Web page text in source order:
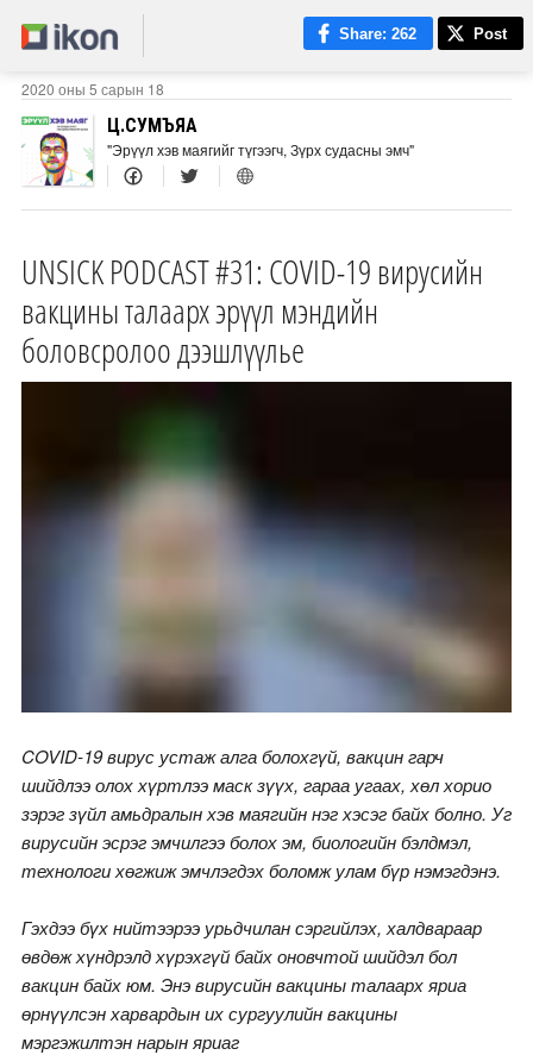
Share: 262 Post
2020 оны 5 сарын 18
Ц.СУМЪЯА
"Эрүүл хэв маягийг түгээгч, Зүрх судасны эмч"
UNSICK PODCAST #31: COVID-19 вирусийн
вакцины талаарх эрүүл мэндийн
боловсролоо дээшлүүлье
COVID-19 вирус устаж алга болохгүй, вакцин гарч
шийдлээ олох хүртлээ маск зүүх, гараа угаах, хөл хорио
зэрэг зүйл амьдралын хэв маягийн нэг хэсэг байх болно. Уг
вирусийн эсрэг эмчилгээ болох эм, биологийн бэлдмэл,
технологи хөгжиж эмчлэгдэх боломж улам бүр нэмэгдэнэ.
Гэхдээ бүх нийтээрээ урьдчилан сэргийлэх, халдвараар
өвдөж хүндрэлд хүрэхгүй байх оновчтой шийдэл бол
вакцин байх юм. Энэ вирусийн вакцины талаарх яриа
өрнүүлсэн харвардын их сургуулийн вакцины
мэргэжилтэн нарын яриаг